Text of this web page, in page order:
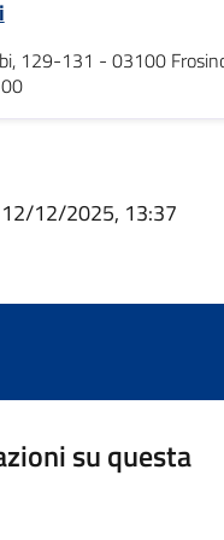
129-131 - 03100
12/12/2025, 13:37
su questa